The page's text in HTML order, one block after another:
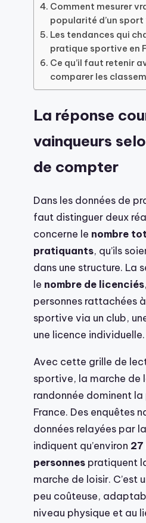
Comment mesurer
popularité d’un sport
Les tendances qui
pratique sportive en
Ce qu’il faut retenir
comparer les
La réponse
vainqueurs
de compter
Dans les données de
faut distinguer deux
concerne le nombre
pratiquants, qu’ils
dans une structure. La
le nombre de licenciés
personnes rattachées
sportive via un club,
une licence individuelle.
Avec cette grille de
sportive, la marche de
randonnée dominent
France. Des enquêtes
données relayées par
indiquent qu’environ 27
personnes pratiquent
marche de loisir. C’est
peu coûteuse,
niveau physique et au